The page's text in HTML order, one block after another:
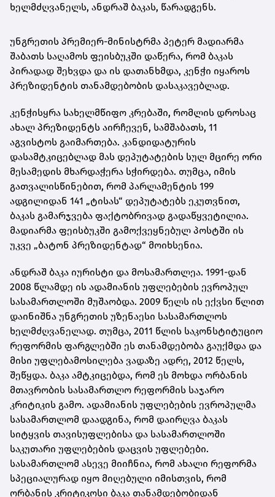
ხელმძღვანელს, ანდრაშ ბაკას, წარადგენს.
უნგრეთის პრემიერ-მინისტრმა პეტერ მადიარმა
შაბათს საღამოს ფეისბუკში დაწერა, რომ ბაკას
პირადად შეხვდა და ის დათანხმდა, კენჭი იყაროს
პრეზიდენტის თანამდებობის დასაკავებლად.
კენჭისყრა სახელმწიფო კრებაში, რომლის დროსაც
ახალ პრეზიდენტს აირჩევენ, სამშაბათს, 11
აგვისტოს გაიმართება. კანდიდატურის
დასამტკიცებლად მას დეპუტატების სულ მცირე ორი
მესამედის მხარდაჭერა სჭირდება. თუმცა, იმის
გათვალისწინებით, რომ პარლამენტის 199
ადგილიდან 141 „ტისას“ დეპუტატებს ეკუთვნით,
ბაკას გამარჯვება ფაქტობრივად გადაწყვეტილია.
მადიარმა ფეისბუკში გამოქვეყნებულ პოსტში ის
უკვე „ბატონ პრეზიდენტად“ მოიხსენია.
ანდრაშ ბაკა იურისტი და მოსამართლეა. 1991-დან
2008 წლამდე ის ადამიანის უფლებების ევროპულ
სასამართლოში მუშაობდა. 2009 წელს ის ექვსი წლით
დაინიშნა უნგრეთის უზენაესი სასამართლოს
ხელმძღვანელად. თუმცა, 2011 წლის საკონსტიტუციო
რეფორმის ფარგლებში ეს თანამდებობა გაუქმდა და
მისი უფლებამოსილება ვადაზე ადრე, 2012 წელს,
შეწყდა. ბაკა ამტკიცებდა, რომ ეს მოხდა ორბანის
მთავრობის სასამართლო რეფორმის საჯარო
კრიტიკის გამო. ადამიანის უფლებების ევროპულმა
სასამართლომ დაადგინა, რომ დაირღვა ბაკას
სიტყვის თავისუფლებისა და სასამართლოში
საკუთარი უფლებების დაცვის უფლებები.
სასამართლომ ასევე მიიჩნია, რომ ახალი რეფორმა
სპეციალურად იყო მიღებული იმისთვის, რომ
ორბანის კრიტიკოსი ბაკა თანამდებობიდან